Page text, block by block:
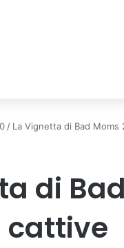
/ La Vignetta di Bad
di
cattive